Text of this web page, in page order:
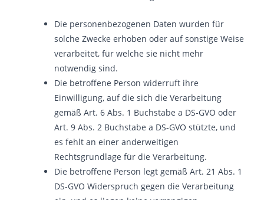
Die personenbezogenen Daten wurden für
solche Zwecke erhoben oder auf sonstige Weise
verarbeitet, für welche sie nicht mehr
notwendig sind.
Die betroffene Person widerruft ihre
Einwilligung, auf die sich die Verarbeitung
gemäß Art. 6 Abs. 1 Buchstabe a DS-GVO oder
Art. 9 Abs. 2 Buchstabe a DS-GVO stützte, und
es fehlt an einer anderweitigen
Rechtsgrundlage für die Verarbeitung.
Die betroffene Person legt gemäß Art. 21 Abs. 1
DS-GVO Widerspruch gegen die Verarbeitung